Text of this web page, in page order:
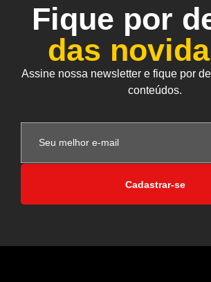
Fique por
das
Assine nossa newsletter e fique por
conteúdos.
Cadastrar-se